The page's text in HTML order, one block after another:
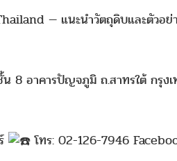
— แนะนำวัตถุดิบและตัวอย่า
น 8 อาคารปัญจภูมิ ถ.สาทรใต้ กรุง
โทร: 02-126-7946